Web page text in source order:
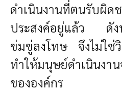
ดำเนินงานที่ตนรับผิด
ประสงค์อยู่แล้ว ดัง
ข่มขู่ลงโทษ จึงไม่ใช่วิ
ทำให้มนุษย์ดำเนินงา
ขององค์กร